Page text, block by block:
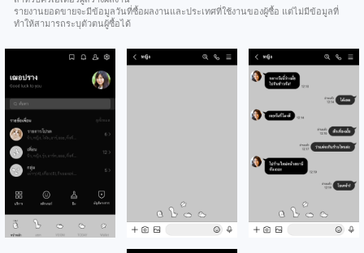
รายงานยอดขายจะมีข้อมูลวันที่ซื้อผลงานและประเทศที่ใช้งานของผู้ซื้อ แต่ไม่มีข้อมูลที่
ทำให้สามารถระบุตัวตนผู้ซื้อได้